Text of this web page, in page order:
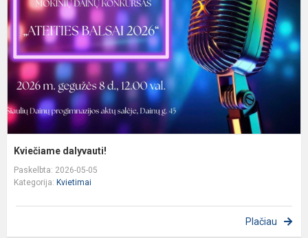
Kviečiame dalyvauti!
Paskelbta: 2026-05-05
Kategorija: Kvietimai
Plačiau